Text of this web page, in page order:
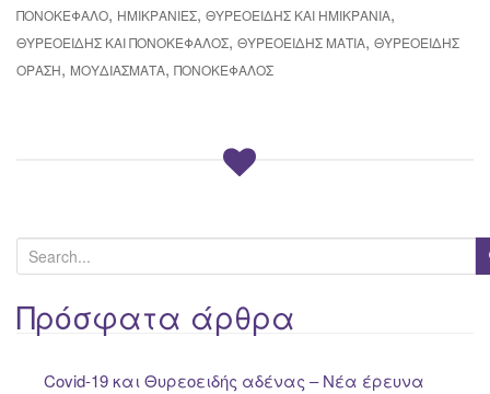
ΠΟΝΟΚΈΦΑΛΟ, ΗΜΙΚΡΑΝΊΕΣ, ΘΥΡΕΟΕΙΔΉΣ ΚΑΙ ΗΜΙΚΡΑΝΊΑ,
ΘΥΡΕΟΕΙΔΉΣ ΚΑΙ ΠΟΝΟΚΈΦΑΛΟΣ, ΘΥΡΕΟΕΙΔΉΣ ΜΆΤΙΑ, ΘΥΡΕΟΕΙΔΉΣ
ΌΡΑΣΗ, ΜΟΥΔΙΆΣΜΑΤΑ, ΠΟΝΟΚΈΦΑΛΟΣ
e
a
rΠρόσφατα άρθρα
Covid-19 και Θυρεοειδής αδένας – Νέα έρευνα